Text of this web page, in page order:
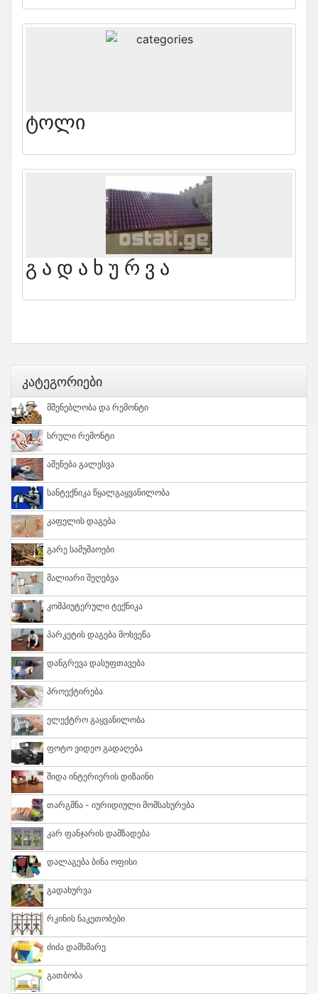
Ტოლი
Გ Ა Დ Ა Ხ Უ Რ Ვ Ა
Კატეგორიები
Მშენებლობა Და Რემონტი
Სრული Რემონტი
Აშენება Გალესვა
Სანტექნიკა Წყალგაყვანილობა
Კაფელის Დაგება
Გარე Სამუშაოები
Მალიარი Შეღებვა
Კომპიუტერული Ტექნიკა
Პარკეტის Დაგება Მოხვეწა
Დანგრევა Დასუფთავება
Პროექტირება
Ელექტრო Გაყვანილობა
Ფოტო Ვიდეო Გადაღება
Შიდა Ინტერიერის Დიზაინი
Თარგმნა - Იურიდიული Მომსახურება
Კარ Ფანჯარის Დამზადება
Დალაგება Ბინა Ოფისი
Გადახურვა
Რკინის Ნაკეთობები
Ძიძა Დამხმარე
Გათბობა